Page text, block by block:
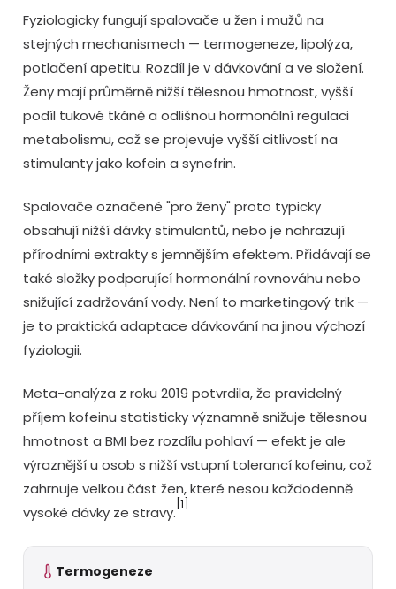
k
y
v
ý
p
i
s
u
Fyziologicky fungují spalovače u žen i mužů na
stejných mechanismech — termogeneze, lipolýza,
potlačení apetitu. Rozdíl je v dávkování a ve složení.
Ženy mají průměrně nižší tělesnou hmotnost, vyšší
podíl tukové tkáně a odlišnou hormonální regulaci
metabolismu, což se projevuje vyšší citlivostí na
stimulanty jako kofein a synefrin.
Spalovače označené "pro ženy" proto typicky
obsahují nižší dávky stimulantů, nebo je nahrazují
přírodními extrakty s jemnějším efektem. Přidávají se
také složky podporující hormonální rovnováhu nebo
snižující zadržování vody. Není to marketingový trik —
je to praktická adaptace dávkování na jinou výchozí
fyziologii.
Meta-analýza z roku 2019 potvrdila, že pravidelný
příjem kofeinu statisticky významně snižuje tělesnou
hmotnost a BMI bez rozdílu pohlaví — efekt je ale
výraznější u osob s nižší vstupní tolerancí kofeinu, což
zahrnuje velkou část žen, které nesou každodenně
vysoké dávky ze stravy. [1]
Termogeneze